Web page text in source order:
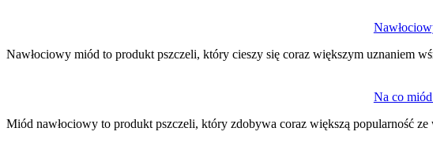
Nawłociowy miód to produkt pszczeli, który cieszy się coraz większym uznaniem
Na co
Miód nawłociowy to produkt pszczeli, który zdobywa coraz większą popularność